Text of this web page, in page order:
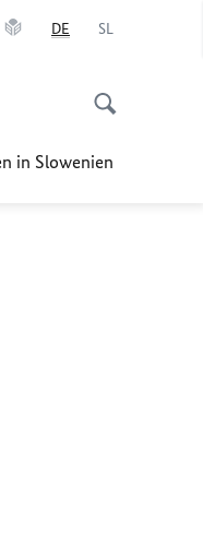
DE SL
in Slowenien